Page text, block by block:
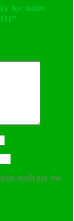
lọc nước
duyệt này cho